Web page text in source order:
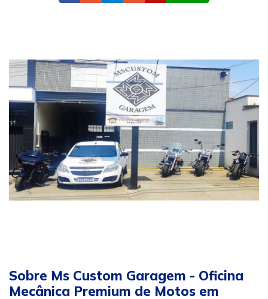
Sobre Ms Custom Garagem - Oficina
Mecânica Premium de Motos em